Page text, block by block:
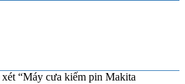
“Máy cưa kiếm pin Makita